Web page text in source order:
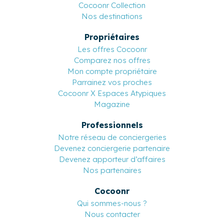
Cocoonr Collection
Nos destinations
Propriétaires
Les offres Cocoonr
Comparez nos offres
Mon compte propriétaire
Parrainez vos proches
Cocoonr X Espaces Atypiques
Magazine
Professionnels
Notre réseau de conciergeries
Devenez conciergerie partenaire
Devenez apporteur d’affaires
Nos partenaires
Cocoonr
Qui sommes-nous ?
Nous contacter